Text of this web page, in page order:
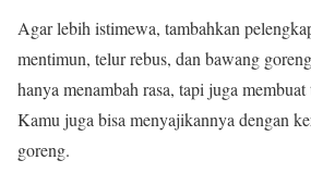
Agar lebih istimewa, tambahkan
mentimun, telur rebus, dan bawang
hanya menambah rasa, tapi juga
Kamu juga bisa menyajikannya dengan
goreng.